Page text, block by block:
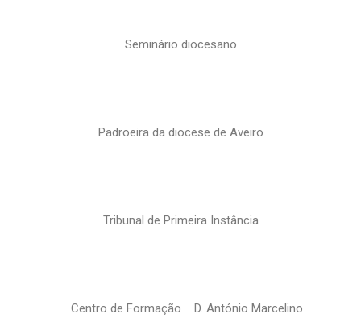
Seminário diocesano
Padroeira da diocese de Aveiro
Tribunal de Primeira Instância
Centro de Formação D. António Marcelino